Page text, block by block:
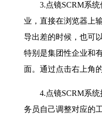
3.点镜SCRM系统使
业，直接在浏览器上
导出差的时候，也可
特别是集团性企业和
面。通过点击右上角
4.点镜SCRM系统
务员自己调整对应的